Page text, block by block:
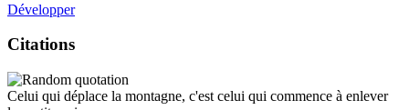
Développer
Citations
Celui qui déplace la montagne, c'est celui qui commence à enlever